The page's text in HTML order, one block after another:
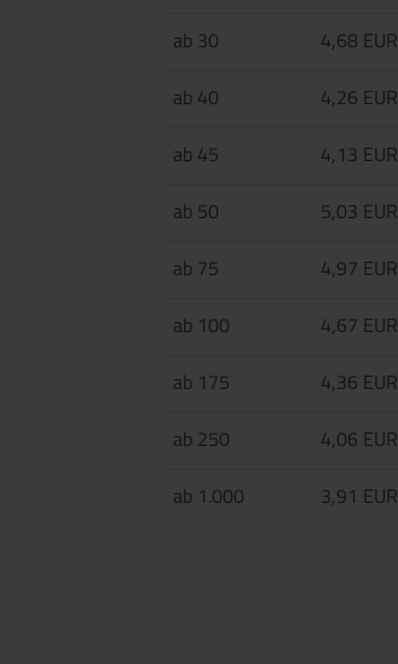
ab 30
4,68 EUR
ab 40
4,26 EUR
ab 45
4,13 EUR
ab 50
5,03 EUR
ab 75
4,97 EUR
ab 100
4,67 EUR
ab 175
4,36 EUR
ab 250
4,06 EUR
ab 1.000
3,91 EUR